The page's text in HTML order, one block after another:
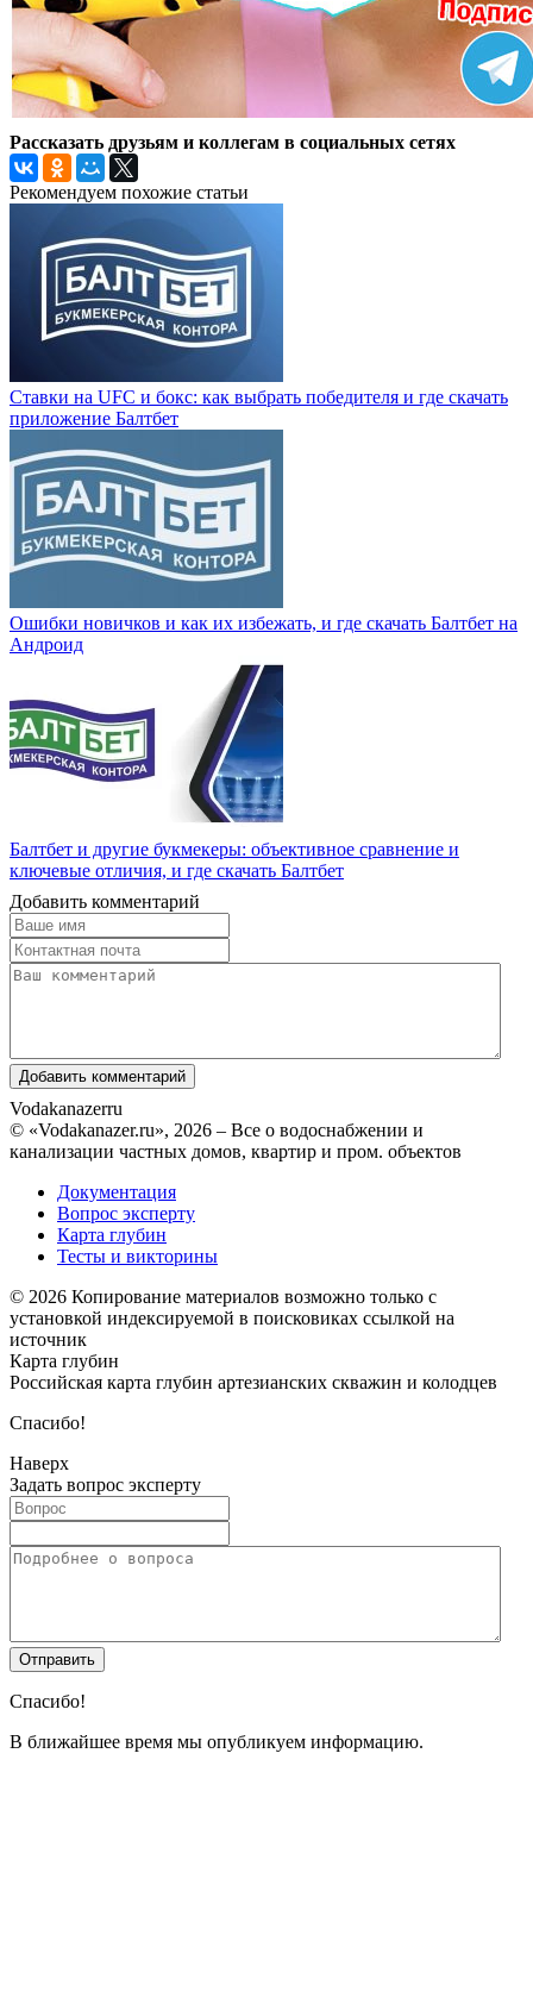
Рассказать друзьям и коллегам в социальных сетях
Рекомендуем похожие статьи
Ставки на UFC и бокс: как выбрать победителя и где скачать
приложение Балтбет
Ошибки новичков и как их избежать, и где скачать Балтбет на
Андроид
Балтбет и другие букмекеры: объективное сравнение и
ключевые отличия, и где скачать Балтбет
Добавить комментарий
Vodakanazerru
© «Vodakanazer.ru», 2026 – Все о водоснабжении и
канализации частных домов, квартир и пром. объектов
Документация
Вопрос эксперту
Карта глубин
Тесты и викторины
© 2026 Копирование материалов возможно только с
установкой индексируемой в поисковиках ссылкой на
источник
Карта глубин
Российская карта глубин артезианских скважин и колодцев
Спасибо!
Наверх
Задать вопрос эксперту
Спасибо!
В ближайшее время мы опубликуем информацию.